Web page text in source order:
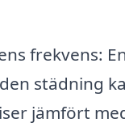
frekvens:
städning
jämfört